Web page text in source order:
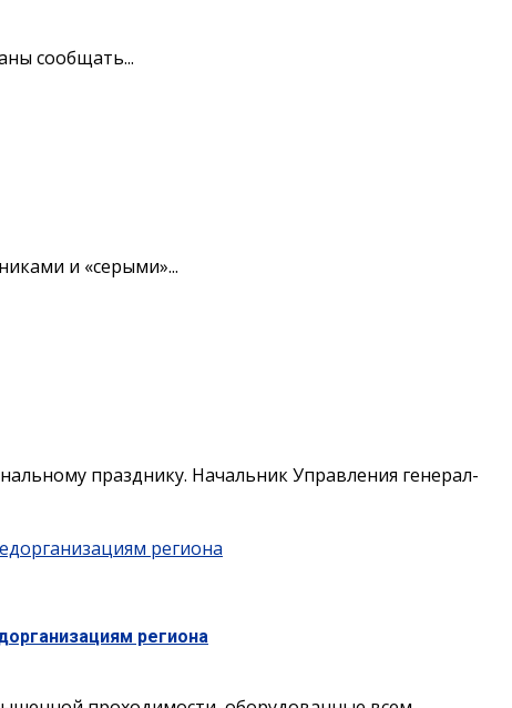
сообщать...
и «серыми»...
празднику. Начальник Управления генерал-
региона
региона